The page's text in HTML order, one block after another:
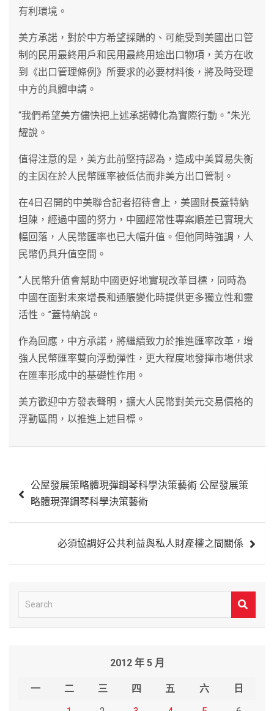
有利環境。
美方承諾，對於中方希望採購的、可能受到美國出口管
制的民用最終用戶和民用最終用途出口物項，美方在收
到《出口管理條例》所要求的必要材料後，將及時受理
中方的具體申請。
“我們希望美方儘快把上述承諾轉化為實際行動。”朱光
耀說。
值得注意的是，美方此前堅持認為，造成中美貿易失衡
的主因在於人民幣匯率被低估而非美方出口管制。
在4日召開的中美聯合記者招待會上，美國財長蓋特納
坦陳，經過中國的努力，中國經常性專案順差已實現大
幅回落，人民幣匯率也已大幅升值。但他同時強調，人
民幣仍具升值空間。
“人民幣升值會幫助中國更好地實現改革目標，同時為
中國在面對未來增長和通脹變化時提供更多獨立性和靈
活性。”蓋特納說。
作為回應，中方承諾，將繼續致力於推進匯率改革，增
強人民幣匯率雙向浮動彈性，更大程度地發揮市場供求
在匯率形成中的基礎性作用。
美方歡迎中方發表聲明，擴大人民幣對美元交易價格的
浮動區間，以推進上述目標。
章 公屋發展策略體現彈鋼琴科學決策藝術 公屋發展策
略體現彈鋼琴科學決策藝術
必須協調好公共利益與私人財產權之間關係
e
2012 年 5 月
一 二 三 四 五 六
日